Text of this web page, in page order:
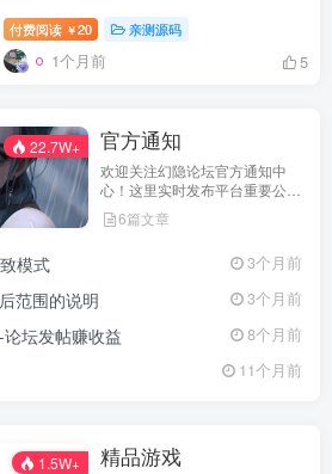
付费阅读 ￥20 亲测源码
1个月前 5
22.7W+ 官方通知
欢迎关注幻隐论坛官方通知中
心！这里实时发布平台重要公
告、活动规则、功能更新、安全
提醒及用户权益说明，确保每位
们坚持公开透明，通过权威通知
坛获得更优质、安全的使用体
验！立即查看，不错过关键信
息！
6篇文章
模式 3个月前
范围的说明 3个月前
坛发帖赚收益 8个月前
11个月前
1.5W+ 精品游戏